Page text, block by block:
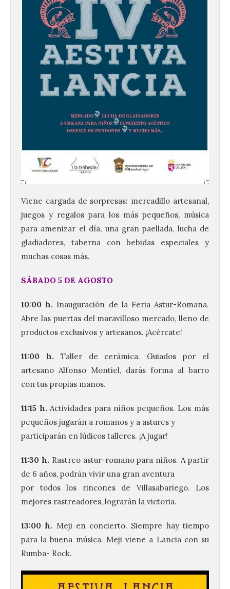
Viene cargada de sorpresas: mercadillo artesanal,
juegos y regalos para los más pequeños, música
para amenizar el día, una gran paellada, lucha de
gladiadores, taberna con bebidas especiales y
muchas cosas más.
SÁBADO 5 DE AGOSTO
10:00 h. Inauguración de la Feria Astur-Romana.
Abre las puertas del maravilloso mercado, lleno de
productos exclusivos y artesanos. ¡Acércate!
11:00 h. Taller de cerámica. Guiados por el
artesano Alfonso Montiel, darás forma al barro
con tus propias manos.
11:15 h. Actividades para niños pequeños. Los más
pequeños jugarán a romanos y a astures y
participarán en lúdicos talleres. ¡A jugar!
11:30 h. Rastreo astur-romano para niños. A partir
de 6 años, podrán vivir una gran aventura
por todos los rincones de Villasabariego. Los
mejores rastreadores, lograrán la victoria.
13:00 h. Meji en concierto. Siempre hay tiempo
para la buena música. Meji viene a Lancia con su
Rumba- Rock.